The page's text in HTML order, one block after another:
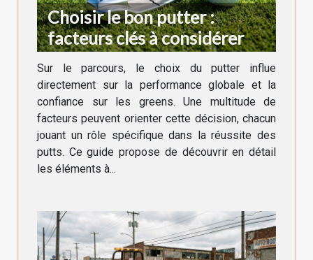
Choisir le bon putter :
facteurs clés à considérer
Sur le parcours, le choix du putter influe
directement sur la performance globale et la
confiance sur les greens. Une multitude de
facteurs peuvent orienter cette décision, chacun
jouant un rôle spécifique dans la réussite des
putts. Ce guide propose de découvrir en détail
les éléments à...